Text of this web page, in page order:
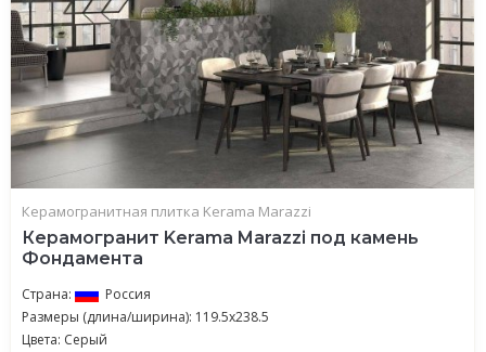
Керамогранитная плитка Kerama Marazzi
Керамогранит Kerama Marazzi под камень
Фондамента
Страна:
Россия
Размеры (длина/ширина): 119.5x238.5
Цвета: Серый